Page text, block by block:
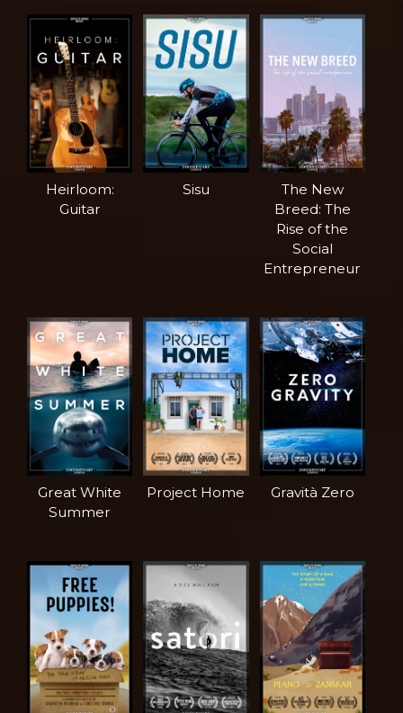
Heirloom:
Guitar
Sisu
The New
Breed: The
Rise of the
Social
Entrepreneur
Great White
Summer
Project Home Gravità Zero